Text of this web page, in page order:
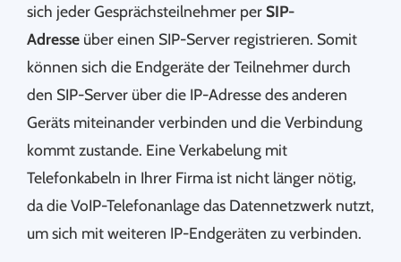
sich jeder Gesprächsteilnehmer per SIP-
Adresse über einen SIP-Server registrieren. Somit
können sich die Endgeräte der Teilnehmer durch
den SIP-Server über die IP-Adresse des anderen
Geräts miteinander verbinden und die Verbindung
kommt zustande. Eine Verkabelung mit
Telefonkabeln in Ihrer Firma ist nicht länger nötig,
da die VoIP-Telefonanlage das Datennetzwerk nutzt,
um sich mit weiteren IP-Endgeräten zu verbinden.